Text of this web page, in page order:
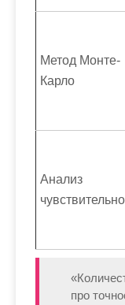
Метод Монте-
Карло
Анализ
про